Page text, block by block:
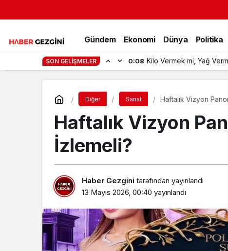
Gündem Ekonomi Dünya Politika
SON GELIŞMELER 0:08 Kilo Vermek mi, Yağ
Diğer Sanat Haftalık Vizyon
Haftalık Vizyon
İzlemeli?
Haber Gezgini tarafından yayınlandı
13 Mayıs 2026, 00:40 yayınlandı